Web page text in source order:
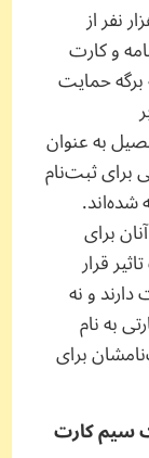
تا سال ۱۴۰۰ حدود ۱۵۰ هزار نفر از
و کارت
برگه حمایت
به عنوان
برای ثبت‌نام
شده‌اند.
برای
قرار
و نه
به نام
برای
سیم کارت